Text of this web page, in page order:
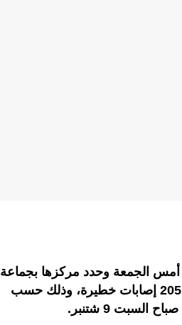
أمس الجمعة وحدد مركزها بجماعة
إيغيل بإقليم الحوز، إلى 820 وفاة و672 إصابة، من بينها 205 إصابات خطيرة، وذلك حسب
9 شتنبر.